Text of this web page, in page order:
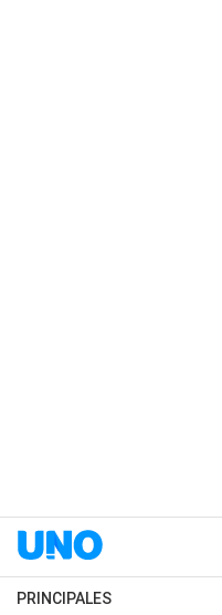
PRINCIPALES